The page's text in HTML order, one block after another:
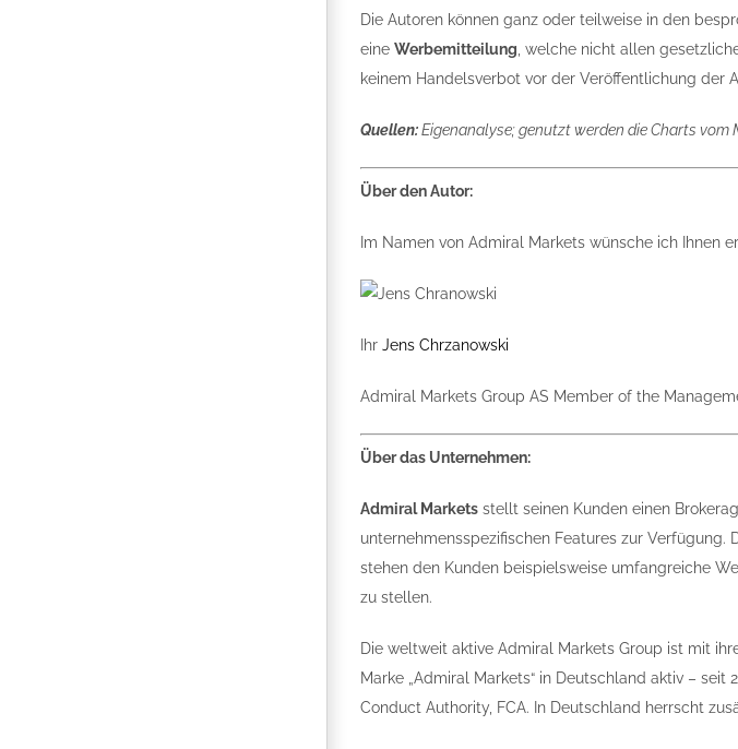
Die Autoren können ganz oder teilweise in den
eine Werbemitteilung , welche nicht allen
keinem Handelsverbot vor der Veröffentlichung der
Quellen:Eigenanalyse; genutzt werden die Charts vom
Über den Autor:
Im Namen von Admiral Markets wünsche ich Ihnen
Ihr Jens Chrzanowski
Admiral Markets Group AS Member of the
Über das Unternehmen:
Admiral Markets stellt seinen Kunden einen
unternehmensspezifischen Features zur Verfügung.
stehen den Kunden beispielsweise umfangreiche
zu stellen.
Die weltweit aktive Admiral Markets Group ist mit
Marke „Admiral Markets“ in Deutschland aktiv –
Conduct Authority, FCA. In Deutschland herrscht